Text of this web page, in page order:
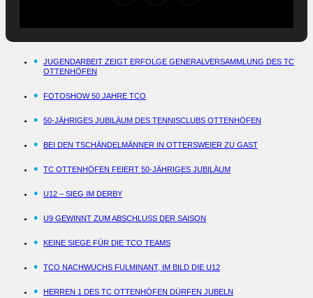
JUGENDARBEIT ZEIGT ERFOLGE GENERALVERSAMMLUNG DES TC
OTTENHÖFEN
FOTOSHOW 50 JAHRE TCO
50-JÄHRIGES JUBILÄUM DES TENNISCLUBS OTTENHÖFEN
BEI DEN TSCHÄNDELMÄNNER IN OTTERSWEIER ZU GAST
TC OTTENHÖFEN FEIERT 50-JÄHRIGES JUBILÄUM
U12 – SIEG IM DERBY
U9 GEWINNT ZUM ABSCHLUSS DER SAISON
KEINE SIEGE FÜR DIE TCO TEAMS
TCO NACHWUCHS FULMINANT, IM BILD DIE U12
HERREN 1 DES TC OTTENHÖFEN DÜRFEN JUBELN